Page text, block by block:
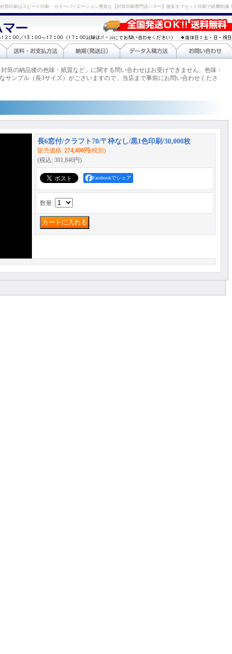
封筒印刷はスピード印刷・カラーバリエーション豊富な【封筒印刷専門店ハマー】激安オフセット印刷で経費削減！
筒の納品後の色味・紙質など」に関する問い合わせはお受けできません。色味・
サンプル（長3サイズ）がございますので、当店まで事前にお問い合わせくださ
長6窓付/クラフト70/〒枠なし/黒1色印刷/30,000枚
販売価格: 274,400円(税別)
(税込: 301,840円)
Facebookでシェア
数量: